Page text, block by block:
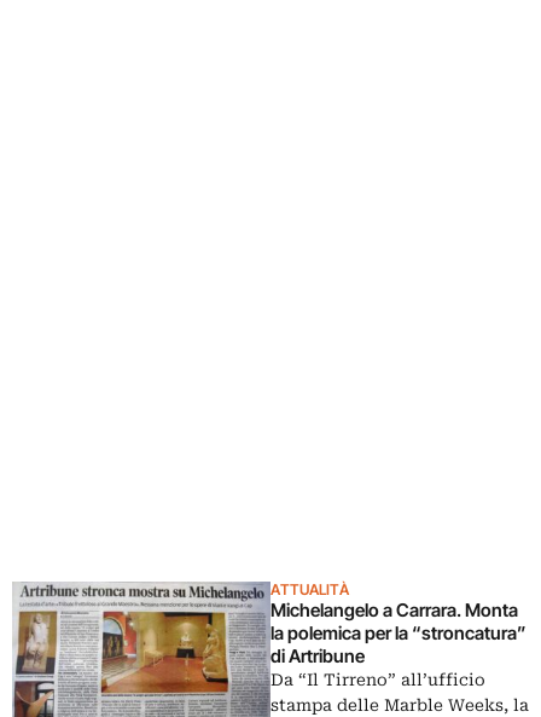
ATTUALITÀ
Michelangelo a Carrara. Monta
la polemica per la “stroncatura”
di Artribune
Da “Il Tirreno” all’ufficio
stampa delle Marble Weeks, la